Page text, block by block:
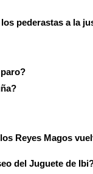
pederastas a la
Reyes Magos
del Juguete de